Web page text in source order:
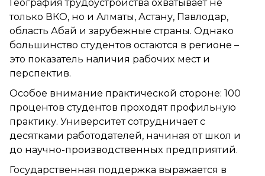
География трудоустройства охватывает не
только ВКО, но и Алматы, Астану, Павлодар,
область Абай и зарубежные страны. Однако
большинство студентов остаются в регионе –
это показатель наличия рабочих мест и
перспектив.
Особое внимание практической стороне: 100
процентов студентов проходят профильную
практику. Университет сотрудничает с
десятками работодателей, начиная от школ и
до научно-производственных предприятий.
Государственная поддержка выражается в